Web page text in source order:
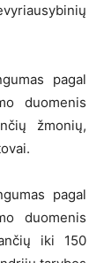
pagal
duomenis
žmonių,
pagal
duomenis
iki 150